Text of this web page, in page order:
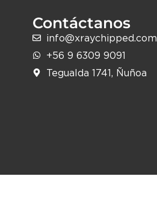
Contáctanos
info@xraychipped.com
+56 9 6309 9091
Tegualda 1741, Ñuñoa